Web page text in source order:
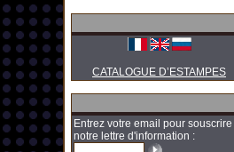
CATALOGUE D’ESTAMPES
Entrez votre email pour souscrire
notre lettre d'information :